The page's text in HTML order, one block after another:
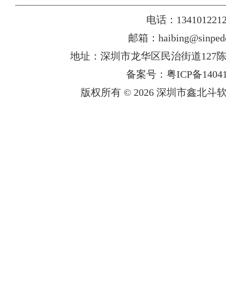
电话：
邮箱：
地址：深圳市龙华区民治街道127
备案号：粤ICP备
版权所有 © 2026 深圳市鑫北斗